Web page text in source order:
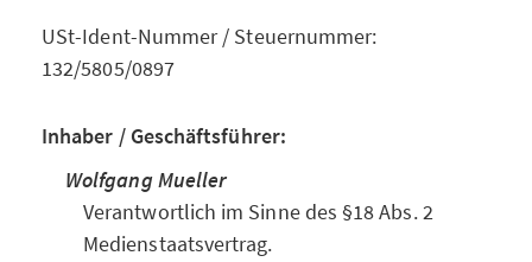
USt-Ident-Nummer / Steuernummer:
132/5805/0897
Inhaber / Geschäftsführer:
Wolfgang Mueller
Verantwortlich im Sinne des §18 Abs. 2
Medienstaatsvertrag.